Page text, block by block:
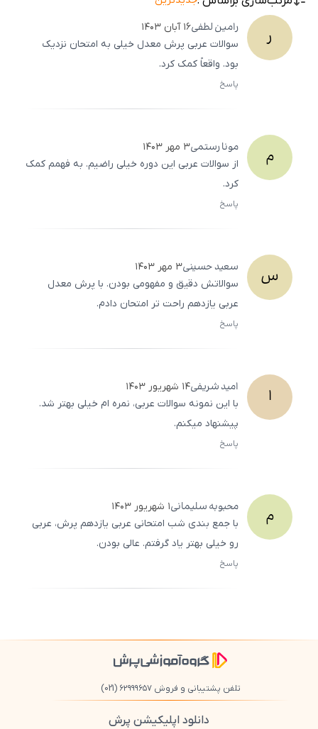
ر رامینلطفی۱۶ آبان ۱۴۰۳
سوالات عربی پرش معدل خیلی به امتحان نزدیک
بود. واقعاً کمک کرد.
پاسخ
م مونارستمی۳ مهر ۱۴۰۳
از سوالات عربی این دوره خیلی راضیم. به فهمم کمک
کرد.
پاسخ
س سعیدحسینی۳ مهر ۱۴۰۳
سوالاتش دقیق و مفهومی بودن. با پرش معدل
عربی یازدهم راحت‌ تر امتحان دادم.
پاسخ
ا امیدشریفی۱۴ شهریور ۱۴۰۳
با این نمونه سوالات عربی، نمره ‌ام خیلی بهتر شد.
پیشنهاد میکنم.
پاسخ
م محبوبهسلیمانی۱ شهریور ۱۴۰۳
با جمع بندی شب امتحانی عربی یازدهم پرش، عربی
رو خیلی بهتر یاد گرفتم. عالی بودن.
پاسخ
تلفن پشتیبانی و فروش ۶۲۹۹۹۶۵۷ (021)
دانلود اپلیکیشن پرش